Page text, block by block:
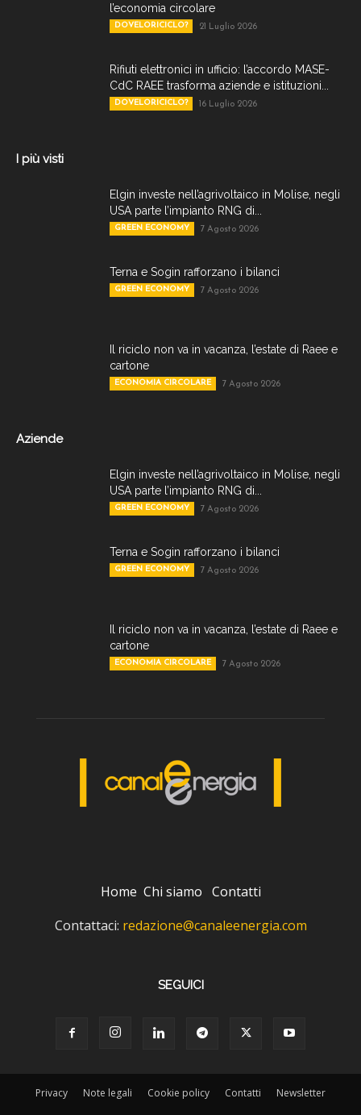
l’economia circolare
DOVELORICICLO? 21 Luglio 2026
Rifiuti elettronici in ufficio: l’accordo MASE-
CdC RAEE trasforma aziende e istituzioni...
DOVELORICICLO? 16 Luglio 2026
I più visti
Elgin investe nell’agrivoltaico in Molise, negli
USA parte l’impianto RNG di...
GREEN ECONOMY 7 Agosto 2026
Terna e Sogin rafforzano i bilanci
GREEN ECONOMY 7 Agosto 2026
Il riciclo non va in vacanza, l’estate di Raee e
cartone
ECONOMIA CIRCOLARE 7 Agosto 2026
Aziende
Elgin investe nell’agrivoltaico in Molise, negli
USA parte l’impianto RNG di...
GREEN ECONOMY 7 Agosto 2026
Terna e Sogin rafforzano i bilanci
GREEN ECONOMY 7 Agosto 2026
Il riciclo non va in vacanza, l’estate di Raee e
cartone
ECONOMIA CIRCOLARE 7 Agosto 2026
Home Chi siamo Contatti
Contattaci: redazione@canaleenergia.com
SEGUICI
Privacy Note legali Cookie policy Contatti Newsletter